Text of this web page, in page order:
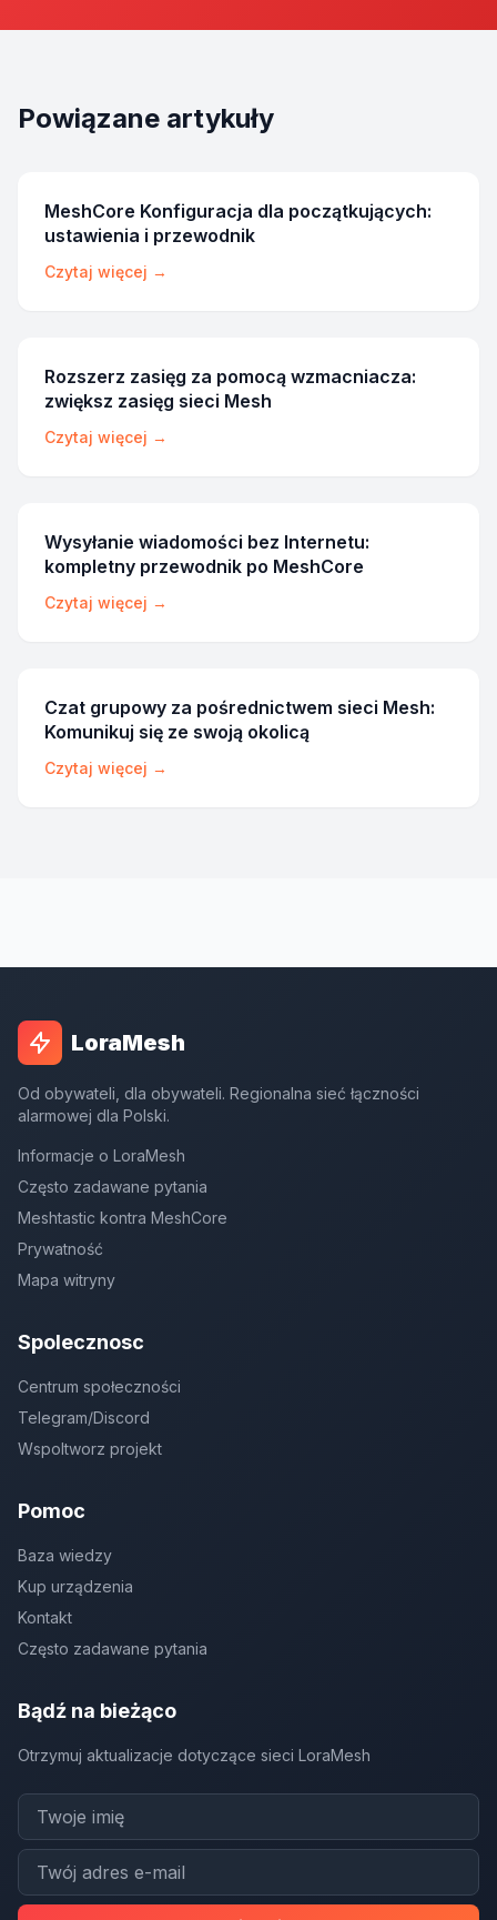
Powiązane artykuły
MeshCore Konfiguracja dla początkujących:
ustawienia i przewodnik
Czytaj więcej →
Rozszerz zasięg za pomocą wzmacniacza:
zwiększ zasięg sieci Mesh
Czytaj więcej →
Wysyłanie wiadomości bez Internetu:
kompletny przewodnik po MeshCore
Czytaj więcej →
Czat grupowy za pośrednictwem sieci Mesh:
Komunikuj się ze swoją okolicą
Czytaj więcej →
LoraMesh
Od obywateli, dla obywateli. Regionalna sieć łączności
alarmowej dla Polski.
Informacje o LoraMesh
Często zadawane pytania
Meshtastic kontra MeshCore
Prywatność
Mapa witryny
Spolecznosc
Centrum społeczności
Telegram/Discord
Wspoltworz projekt
Pomoc
Baza wiedzy
Kup urządzenia
Kontakt
Często zadawane pytania
Bądź na bieżąco
Otrzymuj aktualizacje dotyczące sieci LoraMesh